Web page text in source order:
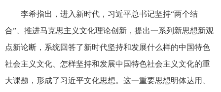
李希指出，进入新时代，习近平总书记坚持“两个结
合”、推进马克思主义文化理论创新，提出一系列新思想新观
点新论断，系统回答了新时代坚持和发展什么样的中国特色
社会主义文化、怎样坚持和发展中国特色社会主义文化的重
大课题，形成了习近平文化思想。这一重要思想明体达用、